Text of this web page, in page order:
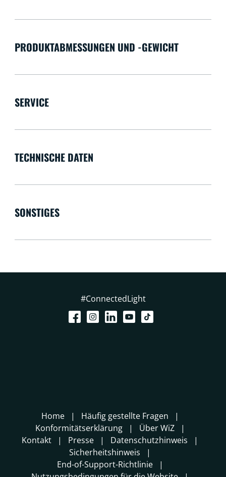
PRODUKTABMESSUNGEN UND -GEWICHT
SERVICE
TECHNISCHE DATEN
SONSTIGES
#ConnectedLight
Home
Häufig gestellte Fragen
Konformitätserklärung
Über WiZ
Kontakt
Presse
Datenschutzhinweis
Sicherheitshinweis
End-of-Support-Richtlinie